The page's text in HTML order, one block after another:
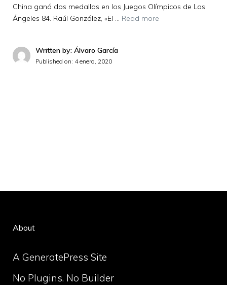
China ganó dos medallas en los Juegos Olímpicos de Los
Ángeles 84. Raúl González, «El … Read more
Written by: Álvaro García
Published on: 4 enero, 2020
About
A GeneratePress Site
No Plugins. No Builder